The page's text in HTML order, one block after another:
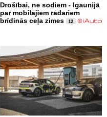
Drošībai, ne sodiem - Igaunijā
par mobilajiem radariem
brīdinās ceļa zimes
12